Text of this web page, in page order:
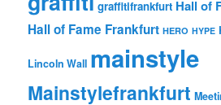
graffitifrankfurt Hall of
Hall of Fame Frankfurt HERO HYPE
Lincoln Wall mainstyle
Mainstylefrankfurt